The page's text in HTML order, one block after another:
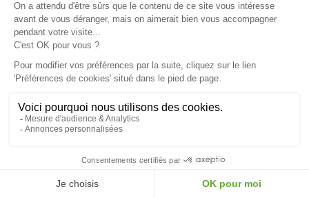
Cette climatisation gainéePANASONIC,
Gamme Elite, a une puissance de13,40
kW/15,50 kW
310 m³ à 350 m³
Ce modèle de clim gainable a uneclasse
saisonnière énergétiqueN.A/N.A(Froid
- Gaz: R32
5 529,00 € TTC